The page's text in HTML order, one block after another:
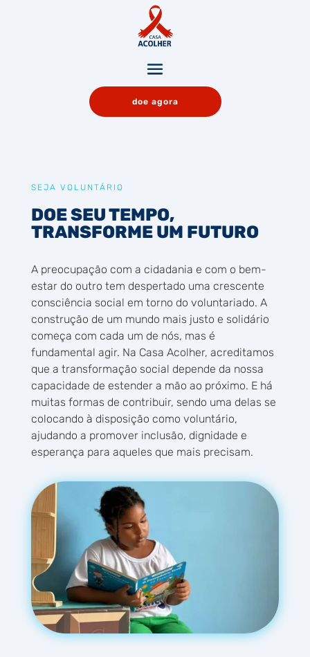
doe agora
SEJA VOLUNTÁRIO
DOE SEU TEMPO,
TRANSFORME UM FUTURO
A preocupação com a cidadania e com o bem-
estar do outro tem despertado uma crescente
consciência social em torno do voluntariado. A
construção de um mundo mais justo e solidário
começa com cada um de nós, mas é
fundamental agir. Na Casa Acolher, acreditamos
que a transformação social depende da nossa
capacidade de estender a mão ao próximo. E há
muitas formas de contribuir, sendo uma delas se
colocando à disposição como voluntário,
ajudando a promover inclusão, dignidade e
esperança para aqueles que mais precisam.